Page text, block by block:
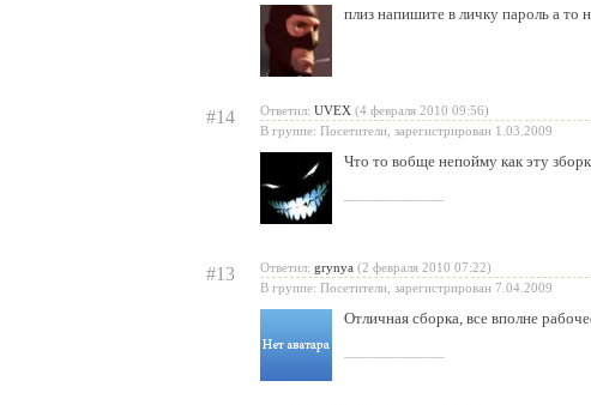
плиз напишите в личку пароль а то
#14 Ответил: UVEX (4 февраля 2010 09:56)
В группе: Посетители, зарегистрирован 1.03.2009
Что то вобще непойму как эту
#13 Ответил: grynya (2 февраля 2010 07:22)
В группе: Посетители, зарегистрирован 7.04.2009
Отличная сборка, все вполне